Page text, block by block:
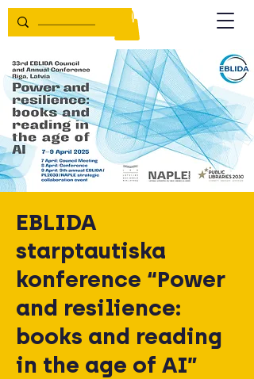
EBLIDA
starptautiska
konference “Power
and resilience:
books and reading
in the age of AI”